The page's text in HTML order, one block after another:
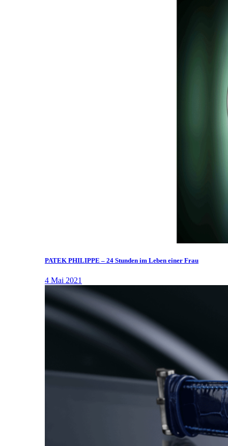
PATEK PHILIPPE – 24 Stunden im Leben einer Frau
4 Mai 2021